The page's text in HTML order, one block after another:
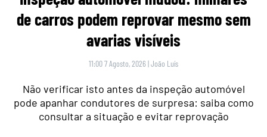
de carros podem reprovar mesmo sem
avarias visíveis
11:00 7 Agosto, 2026 |João Luís
Não verificar isto antes da inspeção automóvel
pode apanhar condutores de surpresa: saiba como
consultar a situação e evitar reprovação